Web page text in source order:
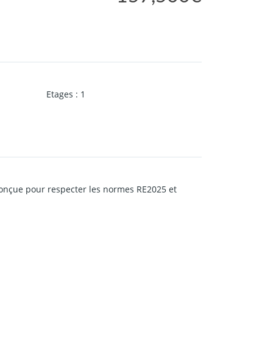
Etages : 1
pour respecter les normes RE2025 et